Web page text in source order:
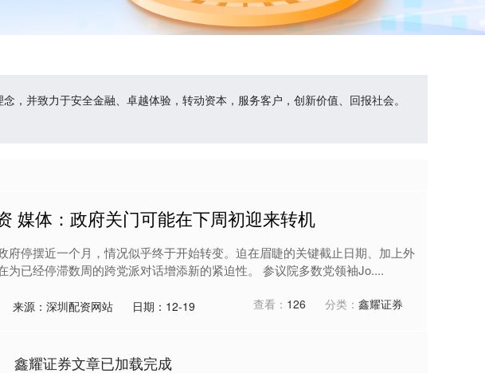
并致力于安全金融、卓越体验，转动资本，服务客户，创新价值、回报社会。
媒体：政府关门可能在下周初迎来转机
府停摆近一个月，情况似乎终于开始转变。迫在眉睫的关键截止日期、加上外
为已经停滞数周的跨党派对话增添新的紧迫性。 参议院多数党领袖Jo....
来源：深圳配资网站 日期：12-19 查看： 126 分类： 鑫耀证券
鑫耀证券文章已加载完成